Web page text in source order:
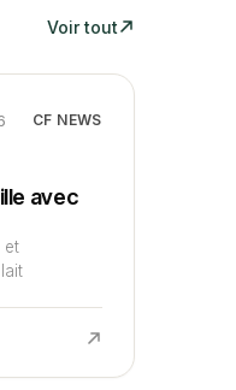
Voir tout
CF NEWS
avec
et